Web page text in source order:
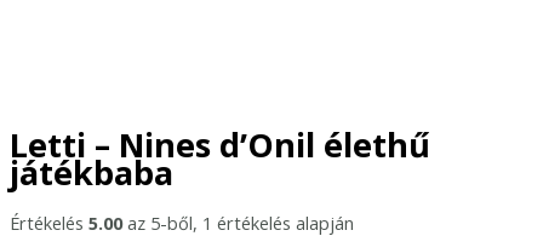
Letti – Nines d’Onil élethű
játékbaba
Értékelés 5.00az 5-ből, 1 értékelés alapján